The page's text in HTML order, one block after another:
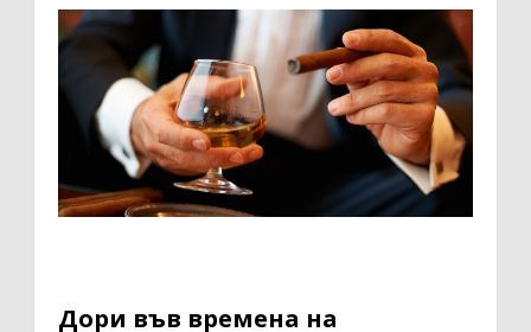
Дори във времена на